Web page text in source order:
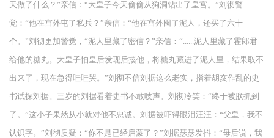
天做了什么？”亲信：“大皇子今天偷偷从狗洞钻出了皇宫。”刘彻警
觉：“他在宫外屯了私兵？”亲信：“他在宫外囤了泥人，还买了六十
个。”刘彻更加警觉，“泥人里藏了密信？”亲信：“......泥人里藏了霍郎君
给他的糖丸。大皇子怕皇后发现后揍他，将糖丸藏进了泥人里，结果取不
出来了，现在急得哇哇哭。”刘彻不信刘据这么老实，指着胡亥作乱的史
书试探刘据。三岁的刘据看着史书不敢吱声。刘彻冷笑：“终于被朕抓到
了。”这小子果然从小就对他不忠诚。刘据被吓得眼泪汪汪：“父皇，我不
认识字。”刘彻质疑：“你不是已经启蒙了？”刘据瑟瑟发抖：“母后说，我